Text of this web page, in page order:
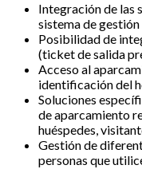
Integraciónde las
sistemadegestión
Posibilidadde
(ticket desalida
Accesoal
identificacióndel
Soluciones
deaparcamiento
huéspedes,
Gestiónde
personas que